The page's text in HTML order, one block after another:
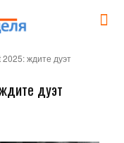
ждите дуэт
дуэт